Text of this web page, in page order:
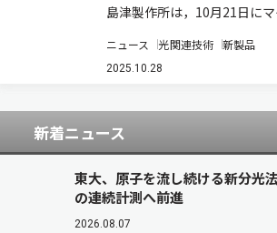
島津製作所は，10月21日にマ
ュースリリース）。希望販売
円（税込み）。 マイクロフォ
ニュース 光関連技術 新製品
2025.10.28
新着ニュース
東大、原子を流し続ける新分
の連続計測へ前進
2026.08.07